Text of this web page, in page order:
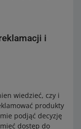
i
wiedzieć, czy i
produkty
podjąć decyzję
dostęp do